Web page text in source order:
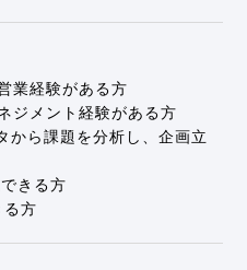
業経験がある方
ジメント経験がある方
から課題を分析し、企画立
きる方
る方